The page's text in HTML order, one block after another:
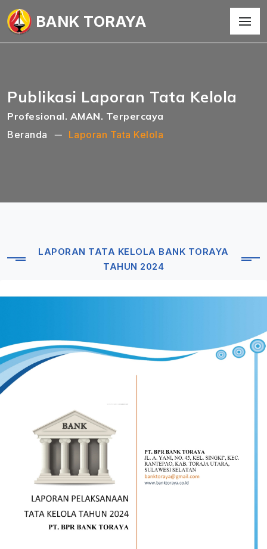
BANK TORAYA
Publikasi Laporan Tata Kelola
Profesional. AMAN. Terpercaya
Beranda
Laporan Tata Kelola
LAPORAN TATA KELOLA BANK TORAYA
TAHUN 2024